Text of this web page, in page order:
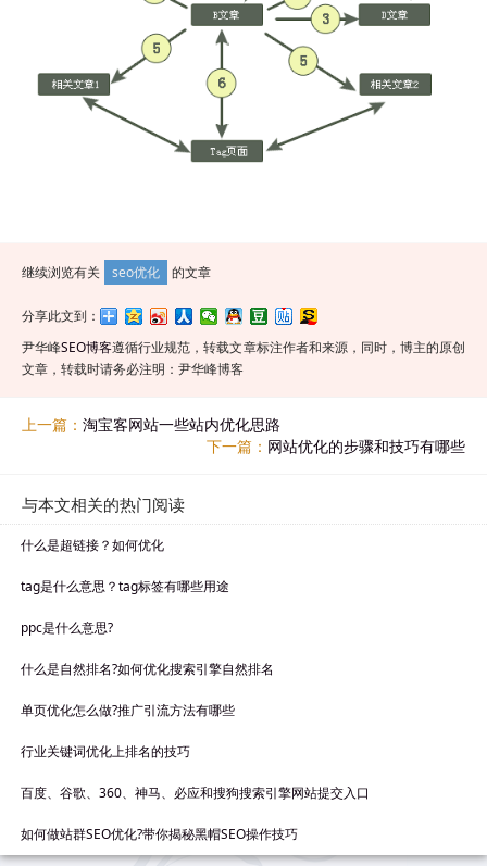
继续浏览有关 seo优化 的文章
分享此文到：
尹华峰SEO博客遵循行业规范，转载文章标注作者和来源，同时，博主的原创
文章，转载时请务必注明：尹华峰博客
上一篇： 淘宝客网站一些站内优化思路
下一篇： 网站优化的步骤和技巧有哪些
与本文相关的热门阅读
什么是超链接？如何优化
tag是什么意思？tag标签有哪些用途
ppc是什么意思?
什么是自然排名?如何优化搜索引擎自然排名
单页优化怎么做?推广引流方法有哪些
行业关键词优化上排名的技巧
百度、谷歌、360、神马、必应和搜狗搜索引擎网站提交入口
如何做站群SEO优化?带你揭秘黑帽SEO操作技巧